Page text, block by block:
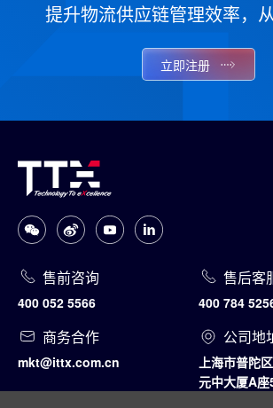
提升物流供应链管理效率，
立即注册
售前咨询
400 052 5566
售后客
400 784
商务合作
mkt@ittx.com.cn
公司地
上海市普陀
元中大厦A座